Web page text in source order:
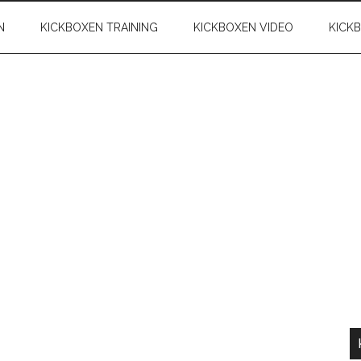
KICKBOXEN TRAINING KICKBOXEN VIDEO